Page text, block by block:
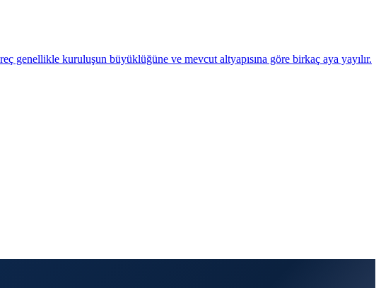
genellikle kuruluşun büyüklüğüne ve mevcut altyapısına göre birkaç aya yayılır.